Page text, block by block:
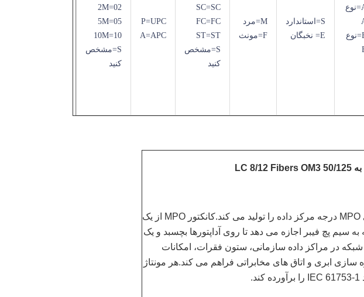
A=نوع
B=نوع
S=استاندارد
E= نخبگان
M=مرد
F=مونث
SC=SC
FC=FC
ST=ST
S=مشخص
کنید
P=UPC
A=APC
02=2M
05=5M
10=10M
S=مشخص
کنید
GEZHI Photonics پچ کوردهای فیبر نوری MPO درجه مرکز داده را تولید می کند.کانکتور MPO از یک
سیم پچ فیبر اجازه می دهد تا روی آداپتورها بچسبد و یک
در مراکز داده سازمانی، ستون فقرات، امکانات
ابری و اتاق های مخابراتی فراهم می کند.هر مونتاژ